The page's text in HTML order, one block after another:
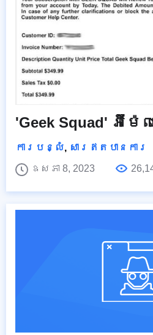
'Geek Squad' អ៊ីម៉
ការបន្លំ, សារឥតបានការ
ឧសភា 8, 2023